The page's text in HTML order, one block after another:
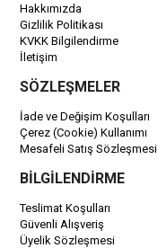
Hakkımızda
Gizlilik Politikası
KVKK Bilgilendirme
İletişim
SÖZLEŞMELER
İade ve Değişim Koşulları
Çerez (Cookie) Kullanımı
Mesafeli Satış Sözleşmesi
BİLGİLENDİRME
Teslimat Koşulları
Güvenli Alışveriş
Üyelik Sözleşmesi